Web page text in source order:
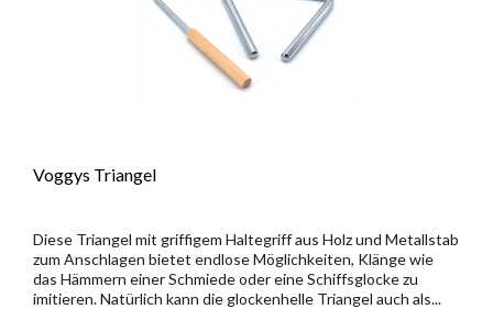
Voggys Triangel
Diese Triangel mit griffigem Haltegriff aus Holz und Metallstab
zum Anschlagen bietet endlose Möglichkeiten, Klänge wie
das Hämmern einer Schmiede oder eine Schiffsglocke zu
imitieren. Natürlich kann die glockenhelle Triangel auch als...